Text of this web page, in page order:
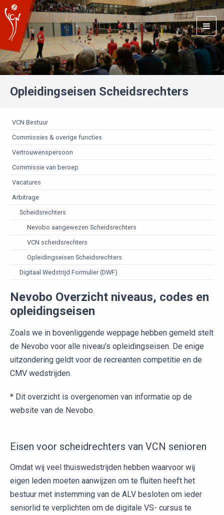
Opleidingseisen Scheidsrechters
VCN Bestuur
Commissies & overige functies
Vertrouwenspersoon
Commissie van beroep
Vacatures
Arbitrage
Scheidsrechters
Nevobo aangewezen Scheidsrechters
VCN scheidsrechters
Opleidingseisen Scheidsrechters
Digitaal Wedstrijd Formulier (DWF)
Nevobo Overzicht niveaus, codes en
opleidingseisen
Zoals we in bovenliggende weppage hebben gemeld stelt
de Nevobo voor alle niveau's opleidingseisen. De enige
uitzondering geldt voor de recreanten competitie en de
CMV wedstrijden.
* Dit overzicht is overgenomen van informatie op de
website van de Nevobo.
Eisen voor scheidrechters van VCN senioren
Omdat wij veel thuiswedstrijden hebben waarvoor wij
eigen leden moeten aanwijzen om te fluiten heeft het
bestuur met instemming van de ALV besloten om ieder
seniorlid te verplichten om de digitale VS- cursus te